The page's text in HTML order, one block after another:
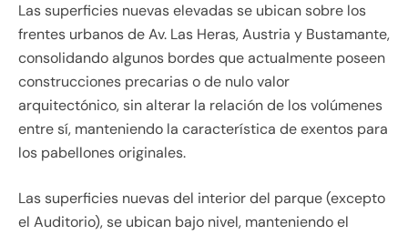
Las superficies nuevas elevadas se ubican sobre los
frentes urbanos de Av. Las Heras, Austria y Bustamante,
consolidando algunos bordes que actualmente poseen
construcciones precarias o de nulo valor
arquitectónico, sin alterar la relación de los volúmenes
entre sí, manteniendo la característica de exentos para
los pabellones originales.
Las superficies nuevas del interior del parque (excepto
el Auditorio), se ubican bajo nivel, manteniendo el